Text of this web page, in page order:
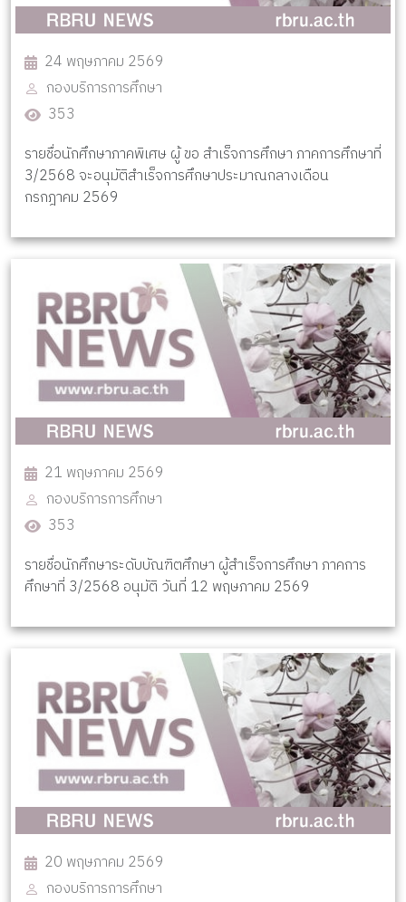
24 พฤษภาคม 2569
กองบริการการศึกษา
353
รายชื่อนักศึกษาภาคพิเศษ ผู้ ขอ สำเร็จการศึกษา ภาคการศึกษาที่
3/2568 จะอนุมัติสำเร็จการศึกษาประมาณกลางเดือน
กรกฎาคม 2569
21 พฤษภาคม 2569
กองบริการการศึกษา
353
รายชื่อนักศึกษาระดับบัณฑิตศึกษา ผู้สำเร็จการศึกษา ภาคการ
ศึกษาที่ 3/2568 อนุมัติ วันที่ 12 พฤษภาคม 2569
20 พฤษภาคม 2569
กองบริการการศึกษา